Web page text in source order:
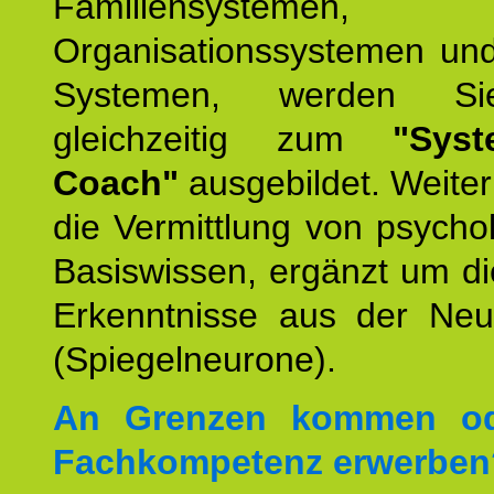
Organisationssystemen
Systemen, werden
gleichzeitig zum
Coach" ausgebildet.
die Vermittlung von
Basiswissen, ergänzt um
Erkenntnisse aus der
(Spiegelneurone).
An Grenzen kommen
Fachkompetenz